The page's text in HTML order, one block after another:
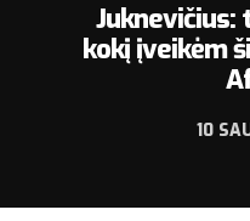
Juknevičius:
kokį įveikėm
10